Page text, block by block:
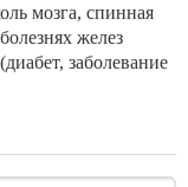
мозга, спинная
желез
заболевание